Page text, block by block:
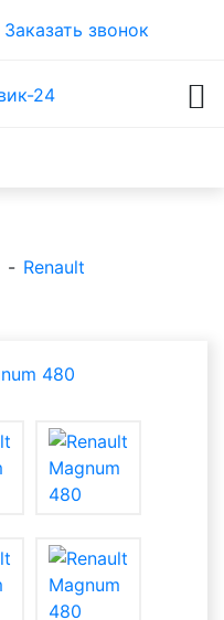
Заказать звонок
- Renault